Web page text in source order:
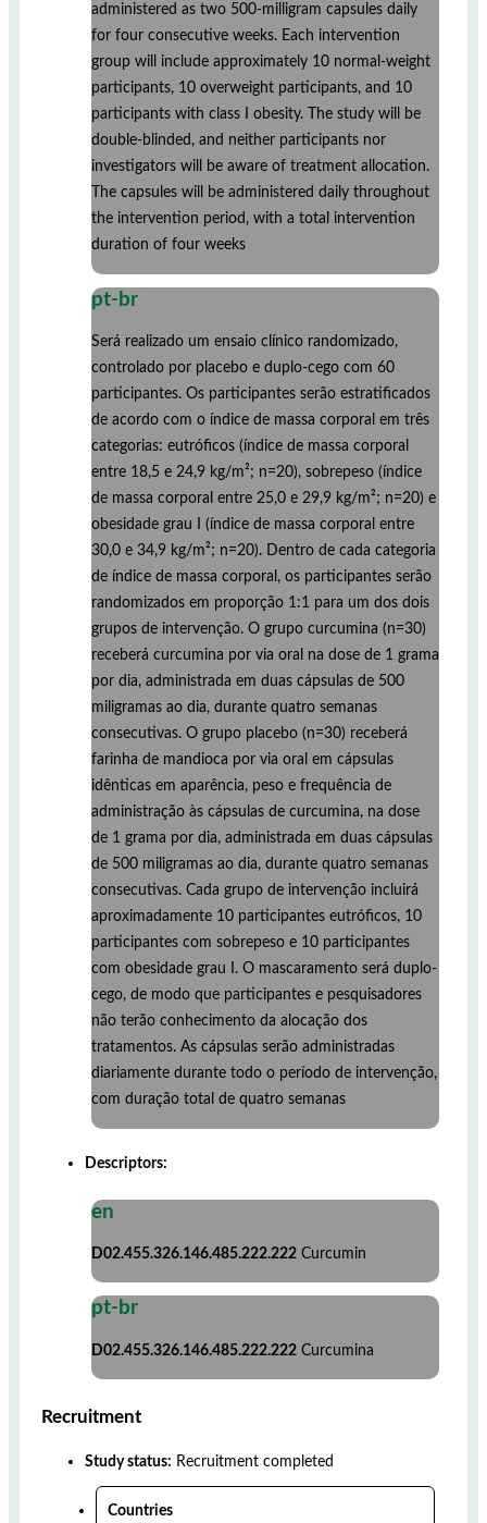
administered as two 500-milligram capsules daily
for four consecutive weeks. Each intervention
group will include approximately 10 normal-weight
participants, 10 overweight participants, and 10
participants with class I obesity. The study will be
double-blinded, and neither participants nor
investigators will be aware of treatment allocation.
The capsules will be administered daily throughout
the intervention period, with a total intervention
duration of four weeks
pt-br
Será realizado um ensaio clínico randomizado,
controlado por placebo e duplo-cego com 60
participantes. Os participantes serão estratificados
de acordo com o índice de massa corporal em três
categorias: eutróficos (índice de massa corporal
entre 18,5 e 24,9 kg/m²; n=20), sobrepeso (índice
de massa corporal entre 25,0 e 29,9 kg/m²; n=20) e
obesidade grau I (índice de massa corporal entre
30,0 e 34,9 kg/m²; n=20). Dentro de cada categoria
de índice de massa corporal, os participantes serão
randomizados em proporção 1:1 para um dos dois
grupos de intervenção. O grupo curcumina (n=30)
receberá curcumina por via oral na dose de 1 grama
por dia, administrada em duas cápsulas de 500
miligramas ao dia, durante quatro semanas
consecutivas. O grupo placebo (n=30) receberá
farinha de mandioca por via oral em cápsulas
idênticas em aparência, peso e frequência de
administração às cápsulas de curcumina, na dose
de 1 grama por dia, administrada em duas cápsulas
de 500 miligramas ao dia, durante quatro semanas
consecutivas. Cada grupo de intervenção incluirá
aproximadamente 10 participantes eutróficos, 10
participantes com sobrepeso e 10 participantes
com obesidade grau I. O mascaramento será duplo-
cego, de modo que participantes e pesquisadores
não terão conhecimento da alocação dos
tratamentos. As cápsulas serão administradas
diariamente durante todo o período de intervenção,
com duração total de quatro semanas
Descriptors:
en
D02.455.326.146.485.222.222 Curcumin
pt-br
D02.455.326.146.485.222.222 Curcumina
Recruitment
Study status: Recruitment completed
Countries